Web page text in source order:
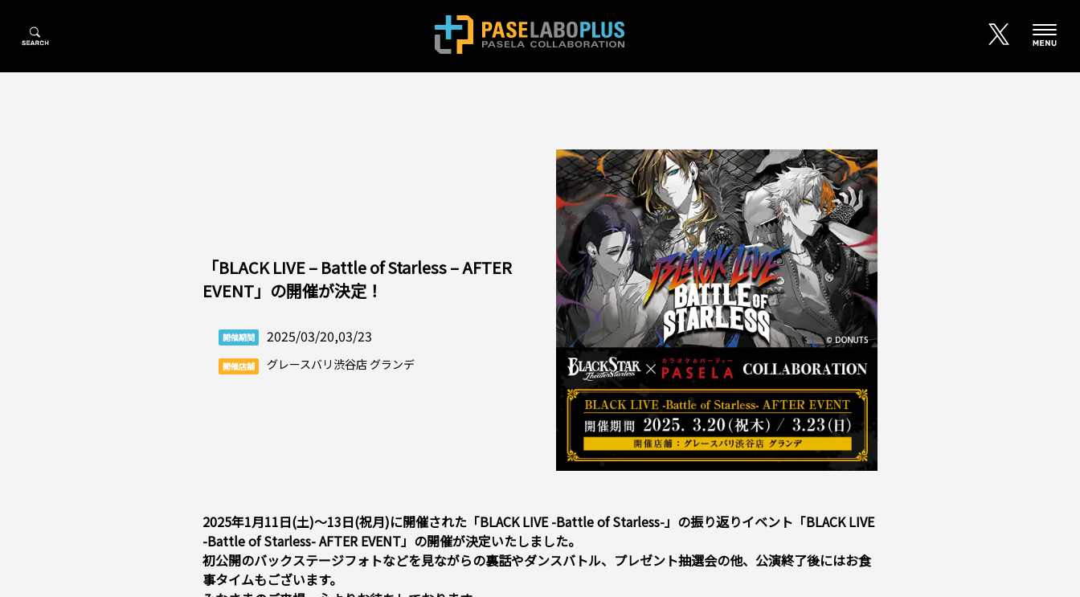
「BLACK LIVE – Battle of Starless – AFTER
EVENT」の開催が決定！
開催期間 2025/03/20,03/23
開催店舗 グレースバリ渋谷店 グランデ
2025年1月11日(土)～13日(祝月)に開催された「BLACK LIVE -Battle of Starless-」の振り返りイベント「BLACK LIVE
-Battle of Starless- AFTER EVENT」の開催が決定いたしました。
初公開のバックステージフォトなどを見ながらの裏話やダンスバトル、プレゼント抽選会の他、公演終了後にはお食
事タイムもございます。